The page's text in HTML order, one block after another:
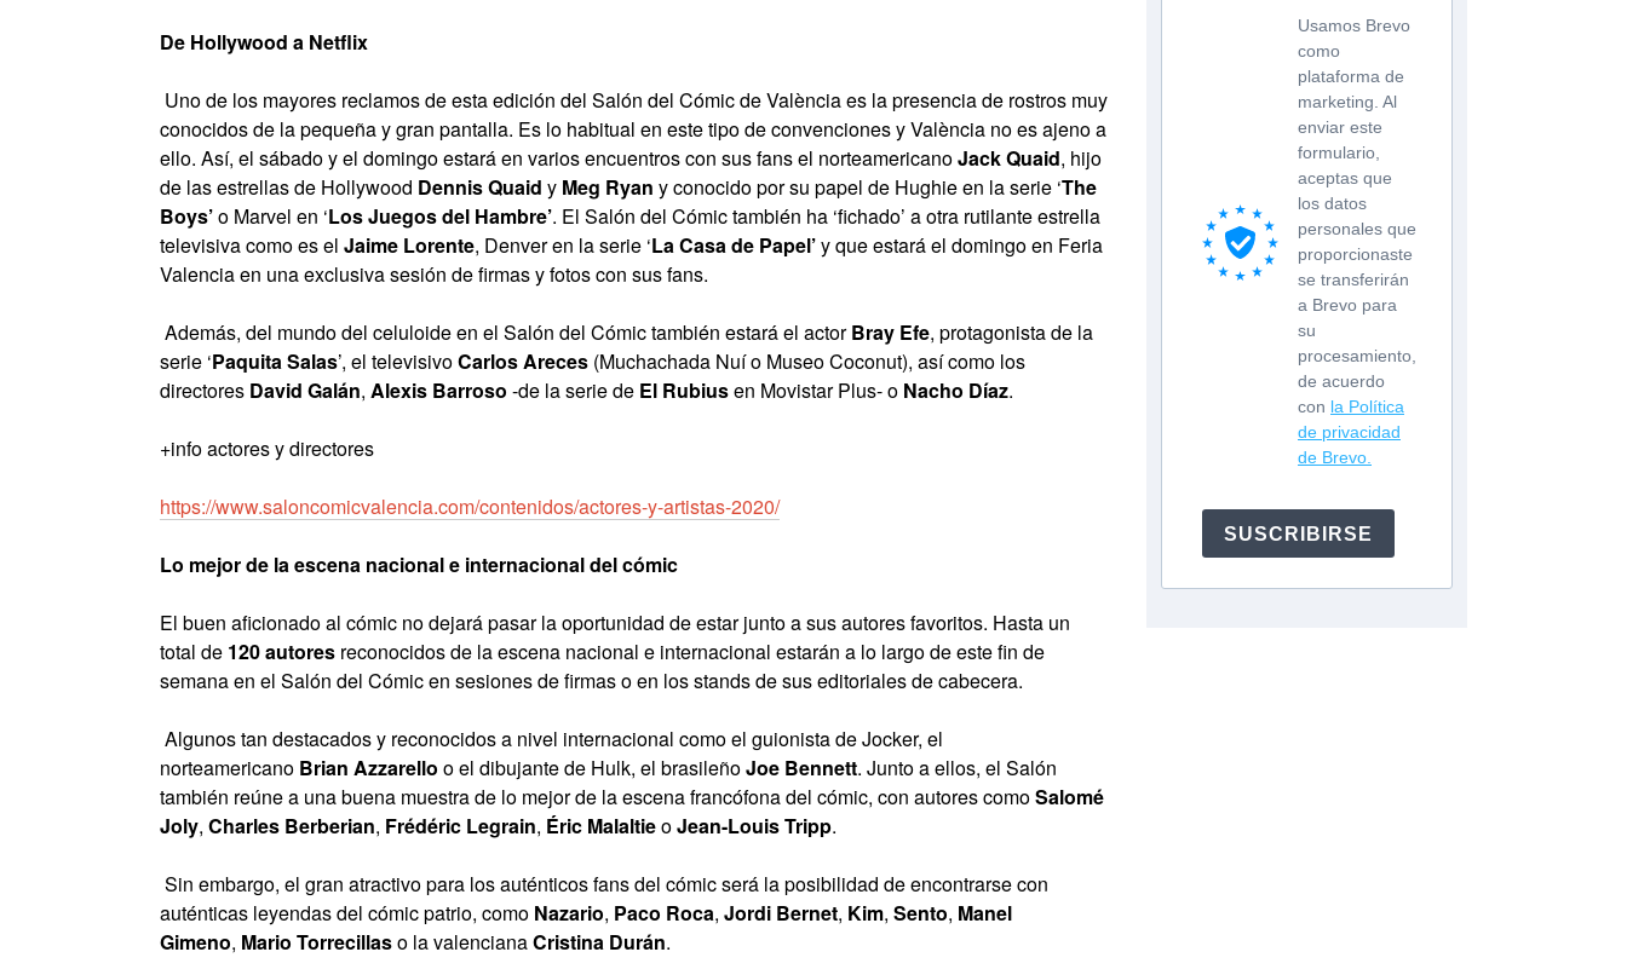
De Hollywood a Netflix
Uno de los mayores reclamos de esta edición del Salón del Cómic de València es la presencia de rostros muy
conocidos de la pequeña y gran pantalla. Es lo habitual en este tipo de convenciones y València no es ajeno a
ello. Así, el sábado y el domingo estará en varios encuentros con sus fans el norteamericanoJack Quaid, hijo
de las estrellas de Hollywood Dennis Quaid y Meg Ryan y conocido por su papel de Hughie en la serie ‘The
Boys’o Marvel en ‘Los Juegos del Hambre’. El Salón del Cómic también ha ‘fichado’ a otra rutilante estrella
televisiva como es el Jaime Lorente, Denver en la serie ‘La Casa de Papel’y que estará el domingo en Feria
Valencia en una exclusiva sesión de firmas y fotos con sus fans.
Además, del mundo del celuloide en el Salón del Cómic también estará el actorBray Efe, protagonista de la
serie ‘Paquita Salas’, el televisivoCarlos Areces (Muchachada Nuí o Museo Coconut), así como los
directores David Galán, Alexis Barroso -de la serie de El Rubiusen Movistar Plus- o Nacho Díaz.
+info actores y directores
https://www.saloncomicvalencia.com/contenidos/actores-y-artistas-2020/
Lo mejor de la escena nacional e internacional del cómic
El buen aficionado al cómic no dejará pasar la oportunidad de estar junto a sus autores favoritos. Hasta un
total de 120 autores reconocidos de la escena nacional e internacional estarán a lo largo de este fin de
semana en el Salón del Cómic en sesiones de firmas o en los stands de sus editoriales de cabecera.
Algunos tan destacados y reconocidos a nivel internacional como el guionista de Jocker, el
norteamericano Brian Azzarello o el dibujante de Hulk, el brasileñoJoe Bennett. Junto a ellos, el Salón
también reúne a una buena muestra de lo mejor de la escena francófona del cómic, con autores comoSalomé
Joly, Charles Berberian, Frédéric Legrain, Éric MalaltieoJean-Louis Tripp.
Sin embargo, el gran atractivo para los auténticos fans del cómic será la posibilidad de encontrarse con
auténticas leyendas del cómic patrio, como Nazario, Paco Roca, Jordi Bernet, Kim, Sento, Manel
Gimeno, Mario Torrecillaso la valencianaCristina Durán.
Usamos Brevo
como
plataforma de
marketing. Al
enviar este
formulario,
aceptas que
los datos
personales que
proporcionaste
se transferirán
a Brevo para
su
procesamiento,
de acuerdo
con la Política
de privacidad
de Brevo.
SUSCRIBIRSE